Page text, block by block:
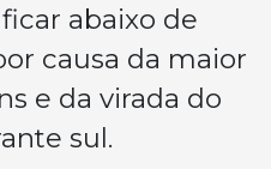
abaixo de
causa da maior
e da virada do
sul.